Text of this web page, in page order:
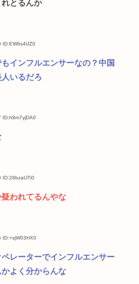
とるんか
ID:EW6s4lJZ0
インフルエンサーなの？中国
いるだろ
ID:h8m7yjDA0
ID:28bzaUTi0
われてるんやな
ID:+sjW03HX0
レーターでインフルエンサー
よく分からんな